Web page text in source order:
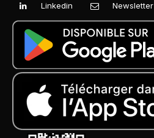
Linkedin Newsletter